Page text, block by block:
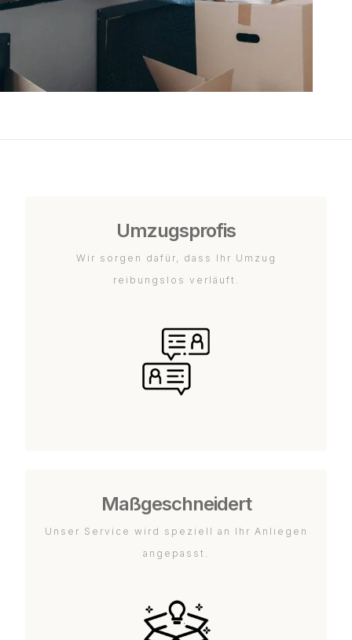
Umzugsprofis
Wir sorgen dafür, dass Ihr Umzug
reibungslos verläuft.
Maßgeschneidert
Unser Service wird speziell an Ihr Anliegen
angepasst.